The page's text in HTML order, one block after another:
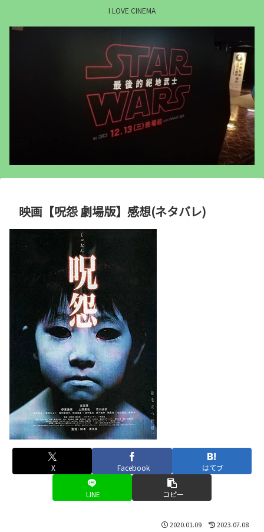
I LOVE CINEMA
映画【呪怨 劇場版】感想(ネタバレ)
X Facebook はてブ
LINE コピー
2020.01.09 2023.07.08